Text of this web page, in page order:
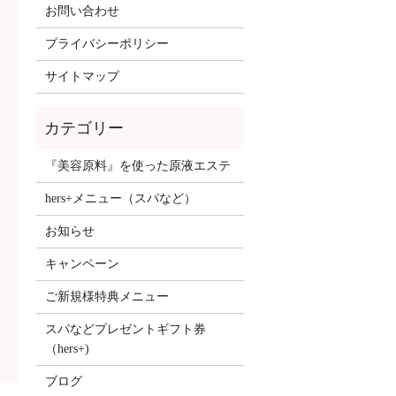
お問い合わせ
プライバシーポリシー
サイトマップ
『美容原料』を使った原液エステ
hers+メニュー（スパなど）
お知らせ
キャンペーン
ご新規様特典メニュー
スパなどプレゼントギフト券
（hers+)
ブログ